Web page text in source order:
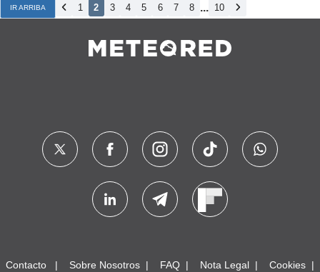
IR ARRIBA 1 2 3 4 5 6 7 8 ... 10
Contacto Sobre Nosotros FAQ Nota Legal Cookies